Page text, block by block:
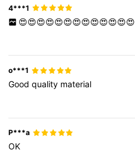
4***1
😍😍😍😍😍😍😍😍😍😍😍😍😍
o***1
Goodquality material
P***a
OK